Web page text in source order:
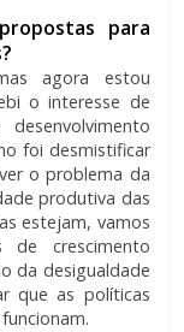
para
agora estou
o interesse de
foi desmistificar
o problema da
produtiva das
estejam, vamos
de crescimento
da desigualdade
que as políticas